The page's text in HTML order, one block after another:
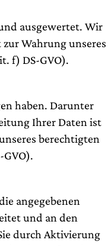
ausgewertet. Wir
Wahrung unseres
f) DS-GVO).
haben. Darunter
Ihrer Daten ist
berechtigten
angegebenen
und an den
durch Aktivierung